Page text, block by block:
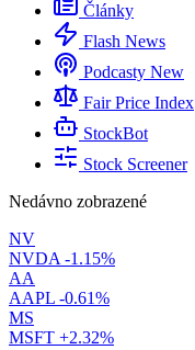
Články
Flash News
Podcasty New
Fair Price Index
StockBot
Stock Screener
Nedávno zobrazené
NV
NVDA -1.15%
AA
AAPL -0.61%
MS
MSFT +2.32%